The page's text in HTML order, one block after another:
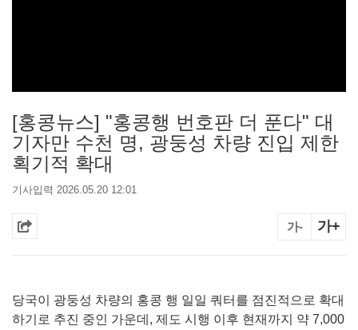
[홍콩뉴스] "홍콩행 번호판 더 푼다" 대
기자만 수천 명, 광둥성 차량 진입 제한
획기적 확대
기사입력 2026.05.20 12:01
가- 가+
당국이 광둥성 차량의 홍콩 행 일일 쿼터를 점진적으로 확대
하기로 추진 중인 가운데, 제도 시행 이후 현재까지 약 7,000